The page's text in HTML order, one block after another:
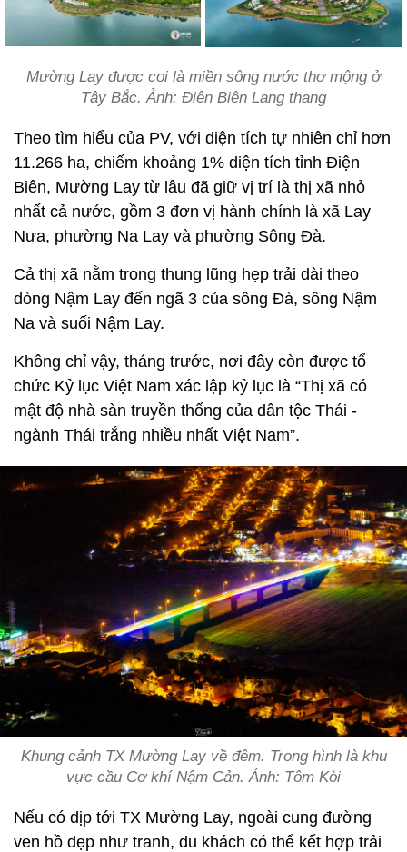
Mường Lay được coi là miền sông nước thơ mộng ở
Tây Bắc. Ảnh: Điện Biên Lang thang
Theo tìm hiểu của PV, với diện tích tự nhiên chỉ hơn
11.266 ha, chiếm khoảng 1% diện tích tỉnh Điện
Biên, Mường Lay từ lâu đã giữ vị trí là thị xã nhỏ
nhất cả nước, gồm 3 đơn vị hành chính là xã Lay
Nưa, phường Na Lay và phường Sông Đà.
Cả thị xã nằm trong thung lũng hẹp trải dài theo
dòng Nậm Lay đến ngã 3 của sông Đà, sông Nậm
Na và suối Nậm Lay.
Không chỉ vậy, tháng trước, nơi đây còn được tổ
chức Kỷ lục Việt Nam xác lập kỷ lục là “Thị xã có
mật độ nhà sàn truyền thống của dân tộc Thái -
ngành Thái trắng nhiều nhất Việt Nam”.
Khung cảnh TX Mường Lay về đêm. Trong hình là khu
vực cầu Cơ khí Nậm Cản. Ảnh: Tôm Kòi
Nếu có dịp tới TX Mường Lay, ngoài cung đường
ven hồ đẹp như tranh, du khách có thể kết hợp trải